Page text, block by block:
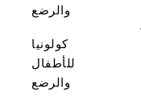
والرضع
كولونيا
للأطفال
والرضع